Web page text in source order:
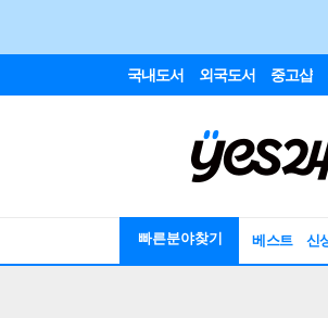
국내도서 외국도서 중고샵
빠른분야찾기 베스트 신